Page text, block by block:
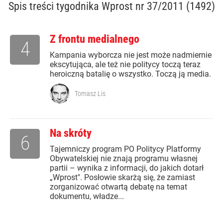
Spis treści tygodnika Wprost nr 37/2011 (1492)
Z frontu medialnego
Kampania wyborcza nie jest może nadmiernie
ekscytująca, ale też nie politycy toczą teraz
heroiczną batalię o wszystko. Toczą ją media.
4
Tomasz Lis
Na skróty
Tajemniczy program PO Politycy Platformy
Obywatelskiej nie znają programu własnej
partii – wynika z informacji, do jakich dotarł
„Wprost". Posłowie skarżą się, że zamiast
zorganizować otwartą debatę na temat
dokumentu, władze...
6